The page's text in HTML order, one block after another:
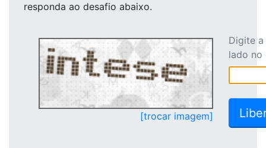
responda ao desafio abaixo.
[trocar imagem]
Digite
lado no